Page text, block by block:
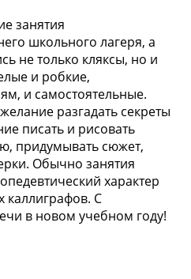
занятия
школьного лагеря, а
не только кляксы, но и
и робкие,
и самостоятельные.
разгадать секреты
писать и рисовать
придумывать сюжет,
Обычно занятия
характер
каллиграфов. С
в новом учебном году!